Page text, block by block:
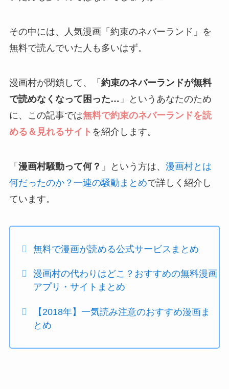
その中には、人気漫画「約束のネバーランド」を
無料で読んでいた人も多いはず。
漫画村が閉鎖して、「 約束のネバーランドが無料
で読めなくなって困った… 」というあなたのため
に、この記事では無料で約束のネバーランドを読
める＆見れるサイト を紹介します。
「 漫画村騒動って何？ 」という方は、 漫画村とは
何だったのか？一連の騒動まとめで詳しく紹介し
ています。
無料で漫画が読める公式サービスまとめ
漫画村の代わりはどこ？おすすめの無料漫画
アプリ・サイトまとめ
【2018年】一気読み注意のおすすめ漫画ま
とめ